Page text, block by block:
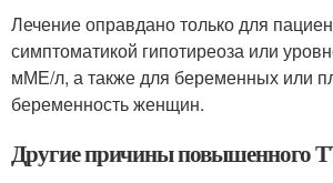
Лечение оправдано только для
симптоматикой гипотиреоза или
мМЕ/л, а также для беременных или
беременность женщин.
Другие причины повышенного